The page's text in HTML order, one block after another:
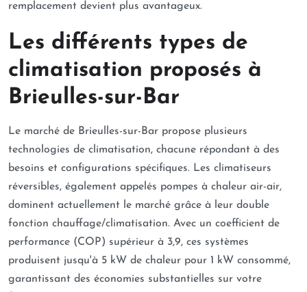
remplacement devient plus avantageux.
Les différents types de
climatisation proposés à
Brieulles-sur-Bar
Le marché de Brieulles-sur-Bar propose plusieurs
technologies de climatisation, chacune répondant à des
besoins et configurations spécifiques. Les climatiseurs
réversibles, également appelés pompes à chaleur air-air,
dominent actuellement le marché grâce à leur double
fonction chauffage/climatisation. Avec un coefficient de
performance (COP) supérieur à 3,9, ces systèmes
produisent jusqu'à 5 kW de chaleur pour 1 kW consommé,
garantissant des économies substantielles sur votre